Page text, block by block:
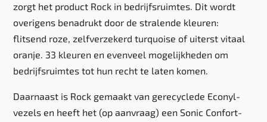
zorgt het product Rock in bedrijfsruimtes. Dit wordt
overigens benadrukt door de stralende kleuren:
flitsend roze, zelfverzekerd turquoise of uiterst vitaal
oranje. 33 kleuren en evenveel mogelijkheden om
bedrijfsruimtes tot hun recht te laten komen.
Daarnaast is Rock gemaakt van gerecyclede Econyl-
vezels en heeft het (op aanvraag) een Sonic Confort-